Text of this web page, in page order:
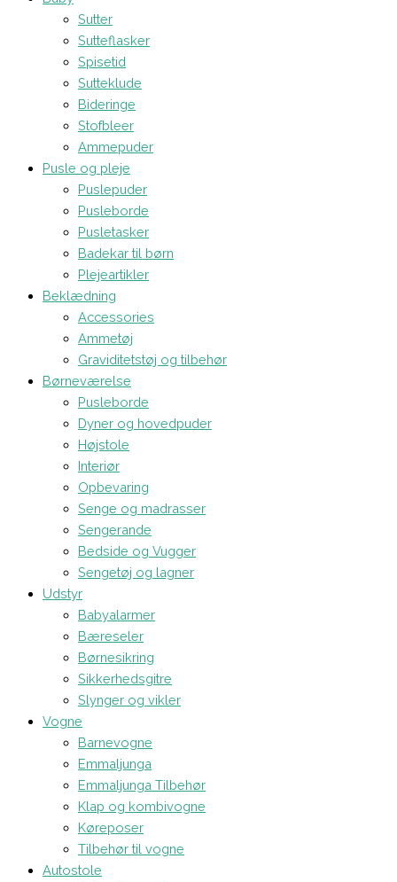
Sutter
Sutteflasker
Spisetid
Sutteklude
Bideringe
Stofbleer
Ammepuder
Pusle og pleje
Puslepuder
Pusleborde
Pusletasker
Badekar til børn
Plejeartikler
Beklædning
Accessories
Ammetøj
Graviditetstøj og tilbehør
Børneværelse
Pusleborde
Dyner og hovedpuder
Højstole
Interiør
Opbevaring
Senge og madrasser
Sengerande
Bedside og Vugger
Sengetøj og lagner
Udstyr
Babyalarmer
Bæreseler
Børnesikring
Sikkerhedsgitre
Slynger og vikler
Vogne
Barnevogne
Emmaljunga
Emmaljunga Tilbehør
Klap og kombivogne
Køreposer
Tilbehør til vogne
Autostole